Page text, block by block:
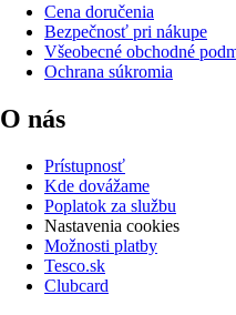
Cena doručenia
Bezpečnosť pri nákupe
Všeobecné obchodné
Ochrana súkromia
O nás
Prístupnosť
Kde dovážame
Poplatok za službu
Nastavenia cookies
Možnosti platby
Tesco.sk
Clubcard